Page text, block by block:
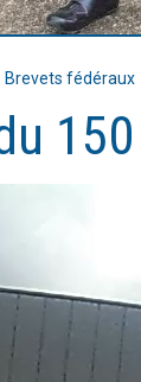
Brevets fédéraux